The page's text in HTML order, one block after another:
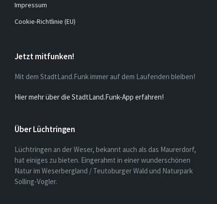
Impressum
Cookie-Richtlinie (EU)
Jetzt mitfunken!
Mit dem StadtLand.Funk immer auf dem Laufenden bleiben!
Hier mehr über die StadtLand.Funk-App erfahren!
Über Lüchtringen
Lüchtringen an der Weser, bekannt auch als das Maurerdorf,
hat einiges zu bieten. Eingerahmt in einer wunderschönen
Natur im Weserbergland / Teutoburger Wald und Naturpark
Solling-Vogler.